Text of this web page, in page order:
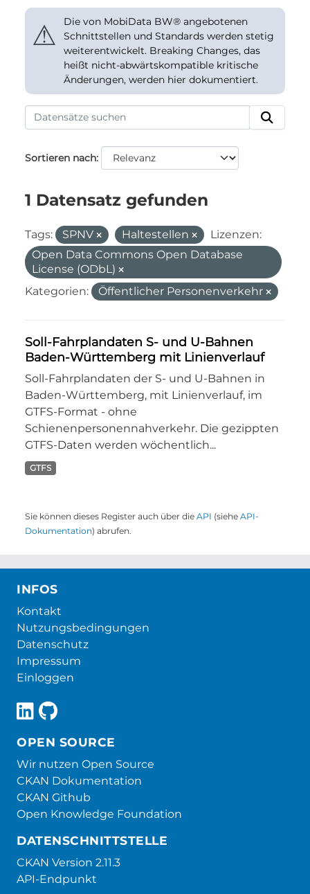
⚠
Die von MobiData BW® angebotenen
Schnittstellen und Standards werden stetig
weiterentwickelt. Breaking Changes, das
heißt nicht-abwärtskompatible kritische
Änderungen, werden hier dokumentiert.
Sortieren nach
1 Datensatz gefunden
Tags: SPNV Haltestellen
Lizenzen:
Open Data Commons Open Database
License (ODbL)
Kategorien:
Öffentlicher Personenverkehr
Soll-Fahrplandaten S- und U-Bahnen
Baden-Württemberg mit Linienverlauf
Soll-Fahrplandaten der S- und U-Bahnen in
Baden-Württemberg, mit Linienverlauf, im
GTFS-Format - ohne
Schienenpersonennahverkehr. Die gezippten
GTFS-Daten werden wöchentlich...
GTFS
Sie können dieses Register auch über die API (siehe API-
Dokumentation) abrufen.
INFOS
Kontakt
Nutzungsbedingungen
Datenschutz
Impressum
Einloggen
OPEN SOURCE
Wir nutzen Open Source
CKAN Dokumentation
CKAN Github
Open Knowledge Foundation
DATENSCHNITTSTELLE
CKAN Version 2.11.3
API-Endpunkt